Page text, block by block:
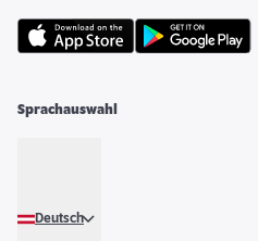
Sprachauswahl
Deutsch